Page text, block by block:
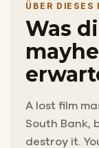
ÜBER DIESES
Was
A lost film
South Bank,
destroy it.